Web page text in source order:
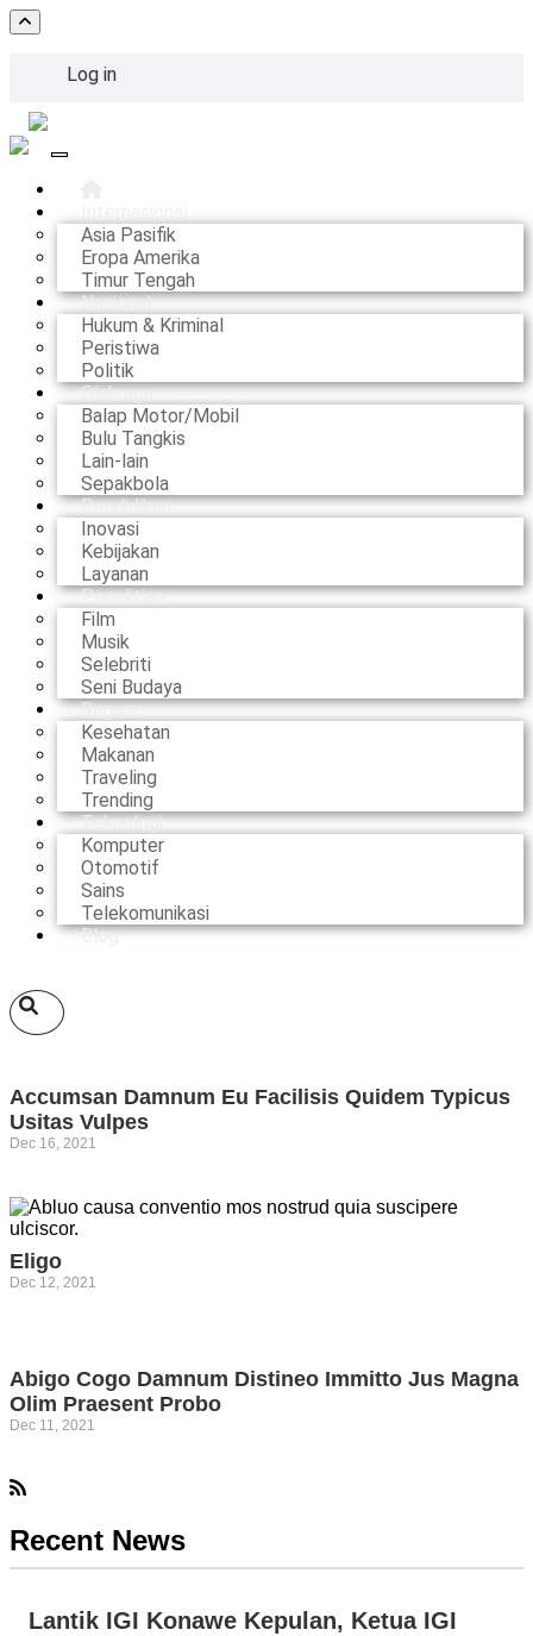
Skip
to
content
account
menu
Log in
Main navigation
Asia Pasifik
Eropa Amerika
Timur Tengah
Nasional
Hukum & Kriminal
Peristiwa
Politik
Olahraga
Balap Motor/Mobil
Bulu Tangkis
Lain-lain
Sepakbola
Pendidikan
Inovasi
Kebijakan
Layanan
Penelitian
Film
Musik
Selebriti
Seni Budaya
Ragam
Kesehatan
Makanan
Traveling
Trending
Teknologi
Komputer
Otomotif
Sains
Telekomunikasi
Blog
Accumsan Damnum Eu Facilisis Quidem Typicus
Usitas Vulpes
Dec 16, 2021
Eligo
Dec 12, 2021
Abigo Cogo Damnum Distineo Immitto Jus Magna
Olim Praesent Probo
Dec 11, 2021
Recent News
Lantik IGI Konawe Kepulan, Ketua IGI